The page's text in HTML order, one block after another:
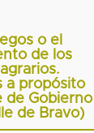
o el
de los
a propósito
de Gobierno
de Bravo)